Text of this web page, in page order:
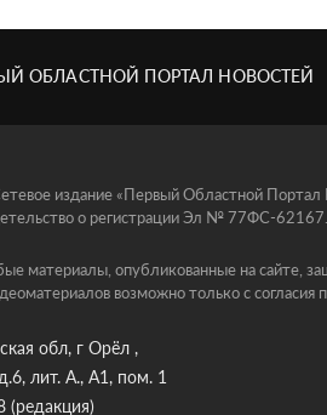
ОБЛАСТНОЙ ПОРТАЛ НОВОСТЕЙ
издание «Первый Областной Портал
о регистрации Эл № 77ФС-
материалы, опубликованные на сайте,
возможно только с согласия
обл, г Орёл ,
лит. А., А1, пом. 1
(редакция)